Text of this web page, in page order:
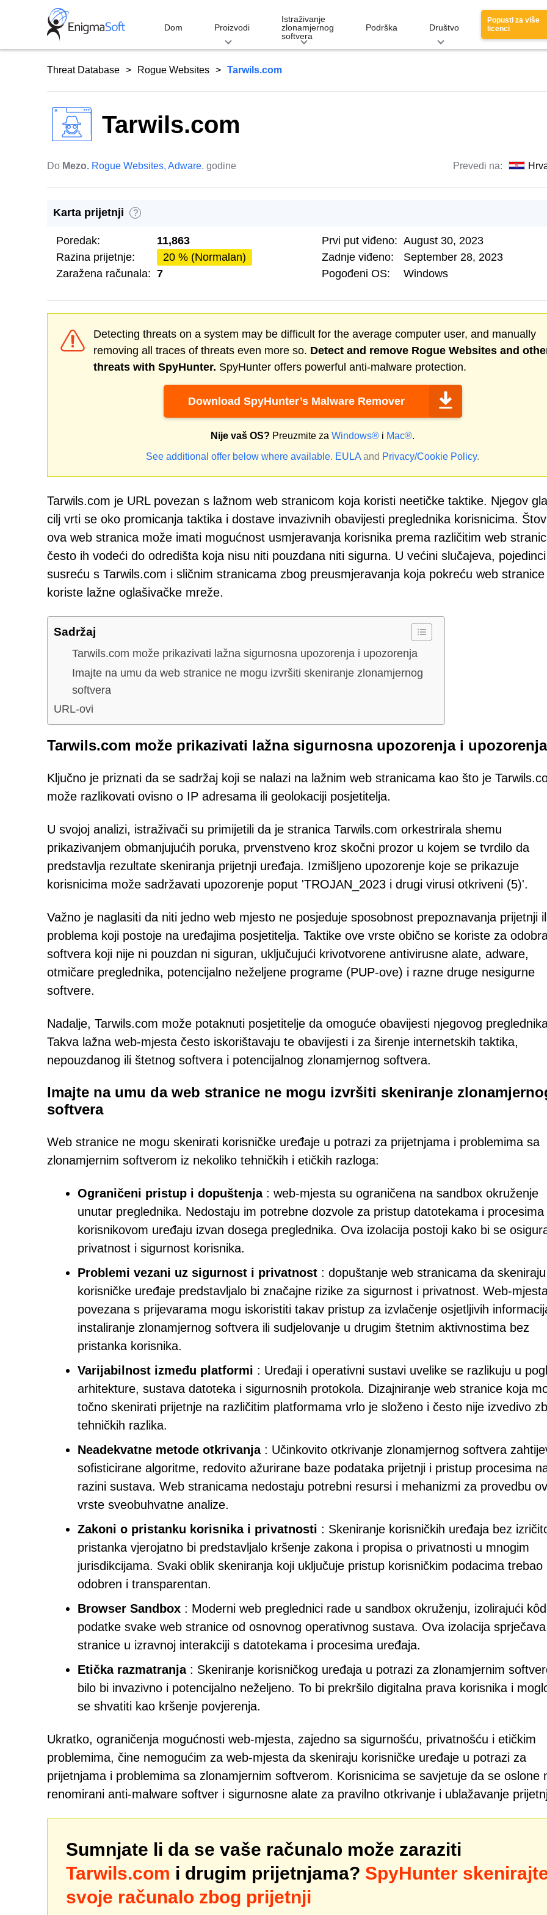
Dom Proizvodi
Istraživanje
zlonamjernog
softvera
Podrška Društvo
Popusti za više
licenci
Threat Database Rogue Websites Tarwils.com
Tarwils.com
Do Mezo. Rogue Websites, Adware. godine Prevedi na:
Karta prijetnji ?
Poredak:
11,863
Razina prijetnje:
20 % (Normalan)
Zaražena računala: 7
Prvi put viđeno: August 30, 2023
Zadnje viđeno:
September 28, 2023
Pogođeni OS:
Windows
Detecting threats on a system may be difficult for the average computer user, and manually
removing all traces of threats even more so. Detect and remove Rogue Websites and
threats with SpyHunter. SpyHunter offers powerful anti-malware protection.
Download SpyHunter’s Malware Remover
Nije vaš OS? Preuzmite za Windows® i Mac®.
See additional offer below where available. EULA and Privacy/Cookie Policy.
Tarwils.com je URL povezan s lažnom web stranicom koja koristi neetičke taktike. Njegov
cilj vrti se oko promicanja taktika i dostave invazivnih obavijesti preglednika korisnicima.
ova web stranica može imati mogućnost usmjeravanja korisnika prema različitim web
često ih vodeći do odredišta koja nisu niti pouzdana niti sigurna. U većini slučajeva,
susreću s Tarwils.com i sličnim stranicama zbog preusmjeravanja koja pokreću web
koriste lažne oglašivačke mreže.
Sadržaj
Tarwils.com može prikazivati lažna sigurnosna upozorenja i upozorenja
Imajte na umu da web stranice ne mogu izvršiti skeniranje zlonamjernog
softvera
URL-ovi
Tarwils.com može prikazivati lažna sigurnosna upozorenja i upozorenja
Ključno je priznati da se sadržaj koji se nalazi na lažnim web stranicama kao što je
može razlikovati ovisno o IP adresama ili geolokaciji posjetitelja.
U svojoj analizi, istraživači su primijetili da je stranica Tarwils.com orkestrirala shemu
prikazivanjem obmanjujućih poruka, prvenstveno kroz skočni prozor u kojem se tvrdilo da
predstavlja rezultate skeniranja prijetnji uređaja. Izmišljeno upozorenje koje se prikazuje
korisnicima može sadržavati upozorenje poput 'TROJAN_2023 i drugi virusi otkriveni (5)'.
Važno je naglasiti da niti jedno web mjesto ne posjeduje sposobnost prepoznavanja prijetnji
problema koji postoje na uređajima posjetitelja. Taktike ove vrste obično se koriste za
softvera koji nije ni pouzdan ni siguran, uključujući krivotvorene antivirusne alate, adware,
otmičare preglednika, potencijalno neželjene programe (PUP-ove) i razne druge nesigurne
softvere.
Nadalje, Tarwils.com može potaknuti posjetitelje da omoguće obavijesti njegovog
Takva lažna web-mjesta često iskorištavaju te obavijesti i za širenje internetskih taktika,
nepouzdanog ili štetnog softvera i potencijalnog zlonamjernog softvera.
Imajte na umu da web stranice ne mogu izvršiti skeniranje
softvera
Web stranice ne mogu skenirati korisničke uređaje u potrazi za prijetnjama i problemima sa
zlonamjernim softverom iz nekoliko tehničkih i etičkih razloga:
Ograničeni pristup i dopuštenja: web-mjesta su ograničena na sandbox okruženje
unutar preglednika. Nedostaju im potrebne dozvole za pristup datotekama i procesima
korisnikovom uređaju izvan dosega preglednika. Ova izolacija postoji kako bi se
privatnost i sigurnost korisnika.
Problemi vezani uz sigurnost i privatnost : dopuštanje web stranicama da skeniraju
korisničke uređaje predstavljalo bi značajne rizike za sigurnost i privatnost. Web-
povezana s prijevarama mogu iskoristiti takav pristup za izvlačenje osjetljivih
instaliranje zlonamjernog softvera ili sudjelovanje u drugim štetnim aktivnostima bez
pristanka korisnika.
Varijabilnost između platformi : Uređaji i operativni sustavi uvelike se razlikuju u
arhitekture, sustava datoteka i sigurnosnih protokola. Dizajniranje web stranice koja
točno skenirati prijetnje na različitim platformama vrlo je složeno i često nije izvedivo
tehničkih razlika.
Neadekvatne metode otkrivanja: Učinkovito otkrivanje zlonamjernog softvera
sofisticirane algoritme, redovito ažurirane baze podataka prijetnji i pristup procesima
razini sustava. Web stranicama nedostaju potrebni resursi i mehanizmi za provedbu
vrste sveobuhvatne analize.
Zakoni o pristanku korisnika i privatnosti : Skeniranje korisničkih uređaja bez
pristanka vjerojatno bi predstavljalo kršenje zakona i propisa o privatnosti u mnogim
jurisdikcijama. Svaki oblik skeniranja koji uključuje pristup korisničkim podacima trebao
odobren i transparentan.
Browser Sandbox : Moderni web preglednici rade u sandbox okruženju, izolirajući
podatke svake web stranice od osnovnog operativnog sustava. Ova izolacija
stranice u izravnoj interakciji s datotekama i procesima uređaja.
Etička razmatranja: Skeniranje korisničkog uređaja u potrazi za zlonamjernim
bilo bi invazivno i potencijalno neželjeno. To bi prekršilo digitalna prava korisnika i
se shvatiti kao kršenje povjerenja.
Ukratko, ograničenja mogućnosti web-mjesta, zajedno sa sigurnošću, privatnošću i etičkim
problemima, čine nemogućim za web-mjesta da skeniraju korisničke uređaje u potrazi za
prijetnjama i problemima sa zlonamjernim softverom. Korisnicima se savjetuje da se oslone
renomirani anti-malware softver i sigurnosne alate za pravilno otkrivanje i ublažavanje
Sumnjate li da se vaše računalo može zaraziti
Tarwils.com i drugim prijetnjama? SpyHunter
svoje računalo zbog prijetnji